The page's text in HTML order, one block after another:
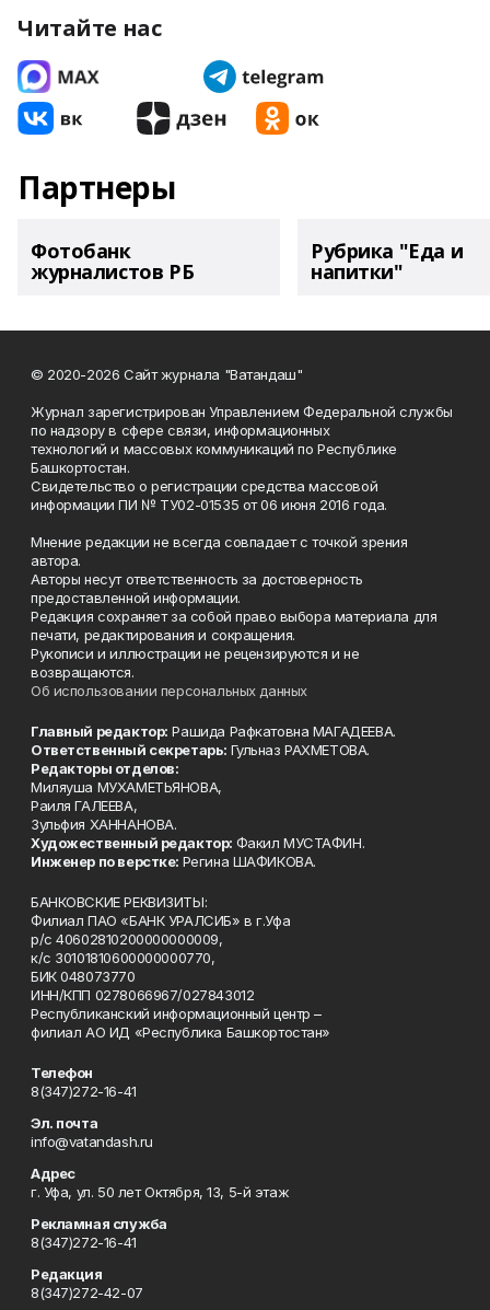
Читайте нас
Партнеры
Фотобанк
журналистов РБ
Рубрика "Еда и
напитки"
© 2020-2026 Сайт журнала "Ватандаш"
Журнал зарегистрирован Управлением Федеральной службы
по надзору в сфере связи, информационных
технологий и массовых коммуникаций по Республике
Башкортостан.
Свидетельство о регистрации средства массовой
информации ПИ № ТУ02-01535 от 06 июня 2016 года.
Мнение редакции не всегда совпадает с точкой зрения
автора.
Авторы несут ответственность за достоверность
предоставленной информации.
Редакция сохраняет за собой право выбора материала для
печати, редактирования и сокращения.
Рукописи и иллюстрации не рецензируются и не
возвращаются.
Об использовании персональных данных
Главный редактор: Рашида Рафкатовна МАГАДЕЕВА.
Ответственный секретарь: Гульназ РАХМЕТОВА.
Редакторы отделов:
Миляуша МУХАМЕТЬЯНОВА,
Раиля ГАЛЕЕВА,
Зульфия ХАННАНОВА.
Художественный редактор: Факил МУСТАФИН.
Инженер по верстке: Регина ШАФИКОВА.
БАНКОВСКИЕ РЕКВИЗИТЫ:
Филиал ПАО «БАНК УРАЛСИБ» в г.Уфа
р/с 40602810200000000009,
к/с 30101810600000000770,
БИК 048073770
ИНН/КПП 0278066967/027843012
Республиканский информационный центр –
филиал АО ИД «Республика Башкортостан»
Телефон
8(347)272-16-41
Эл. почта
info@vatandash.ru
Адрес
г. Уфа, ул. 50 лет Октября, 13, 5-й этаж
Рекламная служба
8(347)272-16-41
Редакция
8(347)272-42-07